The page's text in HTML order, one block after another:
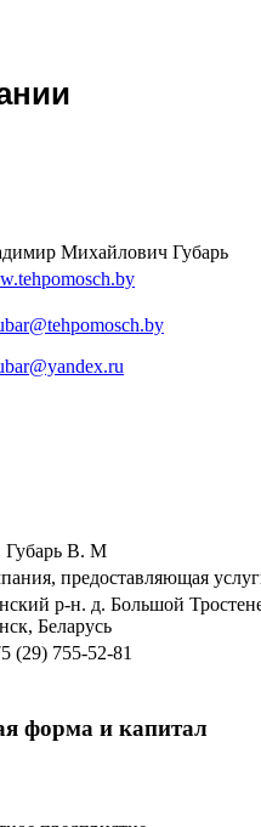
Михайлович Губарь
В. М
предоставляющая
р-н. д. Большой
Беларусь
(29) 755-52-81
форма и капитал